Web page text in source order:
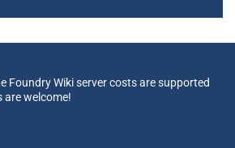
Foundry Wiki server costs are supported
are welcome!